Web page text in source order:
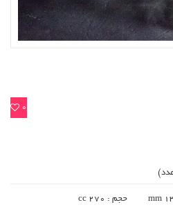
0
حجم : 270 cc